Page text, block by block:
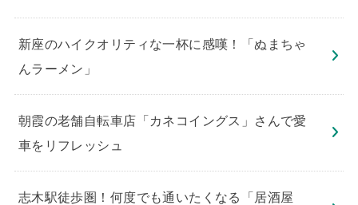
新座のハイクオリティな一杯に感嘆！「ぬまちゃ
んラーメン」
朝霞の老舗自転車店「カネコイングス」さんで愛
車をリフレッシュ
志木駅徒歩圏！何度でも通いたくなる「居酒屋